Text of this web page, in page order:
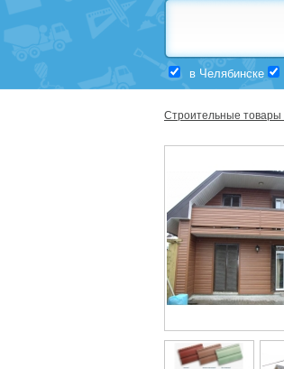
в Челябинске
Строительные товары